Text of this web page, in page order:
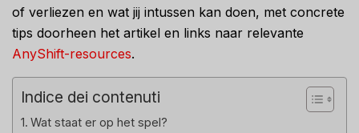
of verliezen en wat jij intussen kan doen, met concrete
tips doorheen het artikel en links naar relevante
AnyShift-resources.
Indice dei contenuti
Wat staat er op het spel?